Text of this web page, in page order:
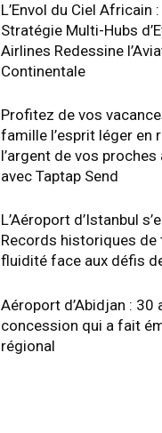
L’Envol du Ciel Africain
Stratégie Multi-Hubs
Airlines Redessine
Continentale
Profitez de vos
famille l’esprit léger en
l’argent de vos proches
avec Taptap Send
L’Aéroport d’Istanbul
Records historiques
fluidité face aux défis
Aéroport d’Abidjan : 30
concession qui a fait
régional